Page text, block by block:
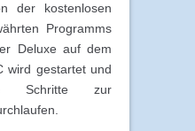
der kostenlosen
Programms
Deluxe auf dem
wird gestartet und
Schritte zur